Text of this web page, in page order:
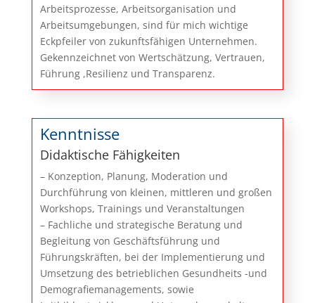
Arbeitsprozesse, Arbeitsorganisation und
Arbeitsumgebungen, sind für mich wichtige
Eckpfeiler von zukunftsfähigen Unternehmen.
Gekennzeichnet von Wertschätzung, Vertrauen,
Führung ,Resilienz und Transparenz.
Kenntnisse
Didaktische Fähigkeiten
– Konzeption, Planung, Moderation und
Durchführung von kleinen, mittleren und großen
Workshops, Trainings und Veranstaltungen
– Fachliche und strategische Beratung und
Begleitung von Geschäftsführung und
Führungskräften, bei der Implementierung und
Umsetzung des betrieblichen Gesundheits -und
Demografiemanagements, sowie